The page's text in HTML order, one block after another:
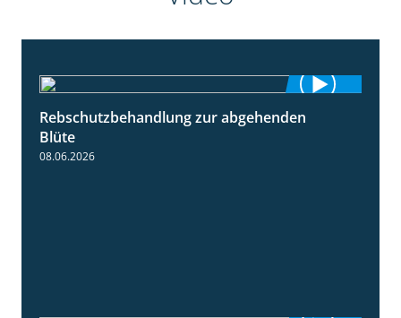
3:06
Rebschutzbehandlung zur abgehenden
Blüte
08.06.2026